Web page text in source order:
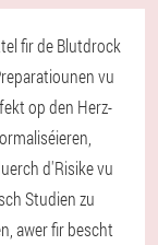
fir de Blutdrock
vu
op den Herz-
d'Risike vu
Studien zu
awer fir bescht